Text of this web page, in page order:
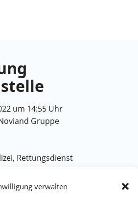
verwalten
um 14:55 Uhr
Gruppe
Rettungsdienst